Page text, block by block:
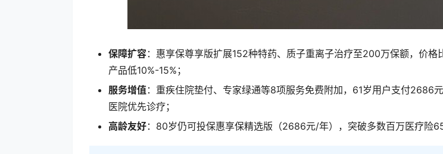
保障扩容：惠享保尊享版扩展152种特药、质子重离子治疗至200万保额，价格
产品低10%-15%；
服务增值：重疾住院垫付、专家绿通等8项服务免费附加，61岁用户支付2686
医院优先诊疗；
高龄友好：80岁仍可投保惠享保精选版（2686元/年），突破多数百万医疗险65